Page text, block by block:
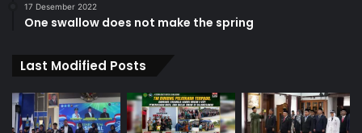
17 Desember 2022
One swallow does not make the spring
Last Modified Posts